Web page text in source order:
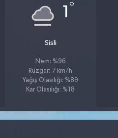
1 °
Sisli
Nem: %96
Rüzgar: 7 km/h
Yağış Olasılığı: %89
Kar Olasılığı: %18